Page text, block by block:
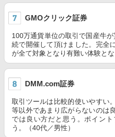
GMOクリック証券
100万通貨単位の取引で国産牛
続で開催して頂けました。完全
が全て対象となり有難い体験と
DMM.com証券
取引ツールは比較的使いやすい
等以外であまり広がらないのは
では良い方だと思う。ポイン
う。（40代／男性）